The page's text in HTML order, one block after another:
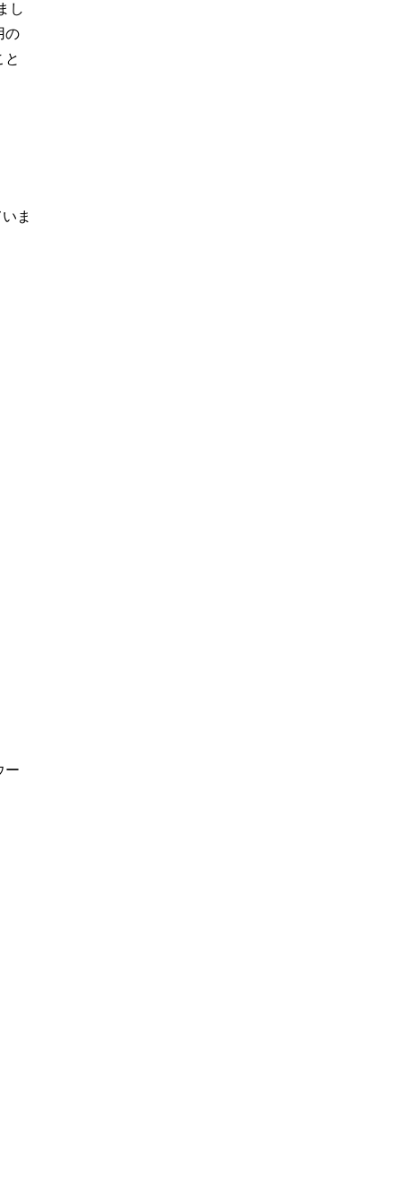
し
の
と
ま
ー